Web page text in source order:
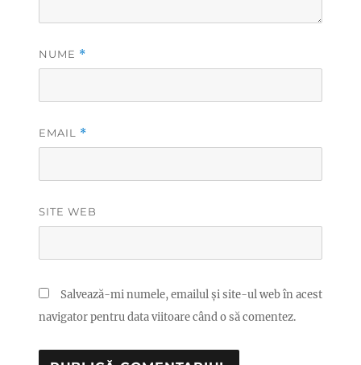
NUME *
EMAIL *
SITE WEB
Salvează-mi numele, emailul și site-ul web în acest
navigator pentru data viitoare când o să comentez.